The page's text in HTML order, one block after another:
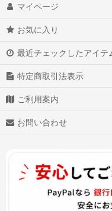
ウィッチャー3
黒執事II
Thunderbolt Fantasy東離
ゲーム・オブ・スローンズ
仮面ライダー
マイページ
お気に入り
最近チェックしたアイテ
特定商取引法表示
ご利用案内
お問い合わせ